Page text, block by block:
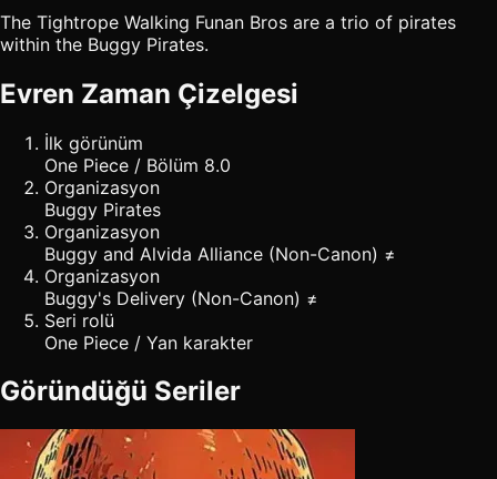
The Tightrope Walking Funan Bros are a trio of pirates
within the Buggy Pirates.
Evren Zaman Çizelgesi
İlk görünüm
One Piece / Bölüm 8.0
Organizasyon
Buggy Pirates
Organizasyon
Buggy and Alvida Alliance (Non-Canon) ≠
Organizasyon
Buggy's Delivery (Non-Canon) ≠
Seri rolü
One Piece / Yan karakter
Göründüğü Seriler